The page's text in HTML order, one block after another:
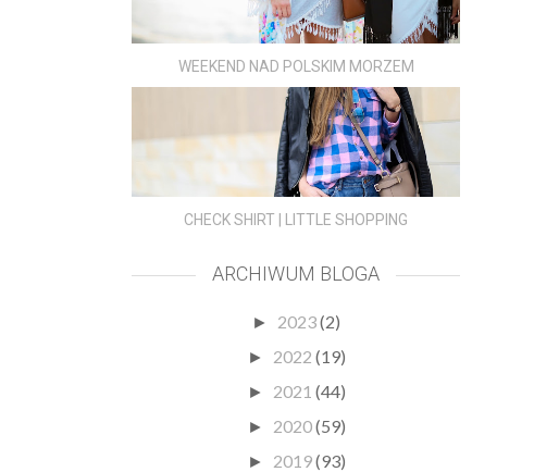
WEEKEND NAD POLSKIM MORZEM
CHECK SHIRT | LITTLE SHOPPING
ARCHIWUM BLOGA
► 2023(2)
► 2022 (19)
► 2021 (44)
► 2020(59)
► 2019(93)